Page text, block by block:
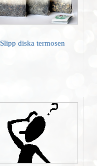
Slipp diska termosen